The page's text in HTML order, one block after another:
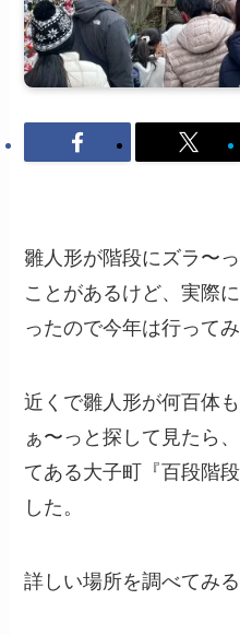
雛人形が階段にズラ〜
ことがあるけど、実際
ったので今年は行って
近くで雛人形が何百体
ぁ〜っと探して見たら
てある大子町『百段階
した。
詳しい場所を調べてみ